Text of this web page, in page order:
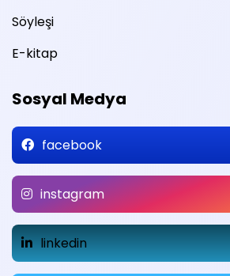
Söyleşi
E-kitap
Sosyal Medya
facebook
instagram
linkedin